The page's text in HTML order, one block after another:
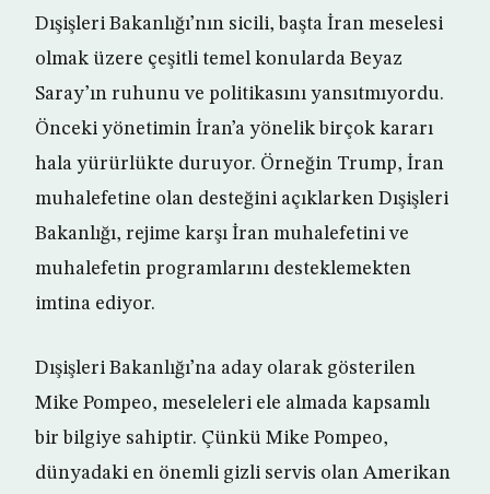
Dışişleri Bakanlığı’nın sicili, başta İran meselesi
olmak üzere çeşitli temel konularda Beyaz
Saray’ın ruhunu ve politikasını yansıtmıyordu.
Önceki yönetimin İran’a yönelik birçok kararı
hala yürürlükte duruyor. Örneğin Trump, İran
muhalefetine olan desteğini açıklarken Dışişleri
Bakanlığı, rejime karşı İran muhalefetini ve
muhalefetin programlarını desteklemekten
imtina ediyor.
Dışişleri Bakanlığı’na aday olarak gösterilen
Mike Pompeo, meseleleri ele almada kapsamlı
bir bilgiye sahiptir. Çünkü Mike Pompeo,
dünyadaki en önemli gizli servis olan Amerikan